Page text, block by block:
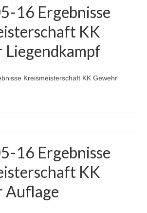
16 Ergebnisse
KK
Liegendkampf
Kreismeisterschaft KK Gewehr
16 Ergebnisse
KK
Auflage